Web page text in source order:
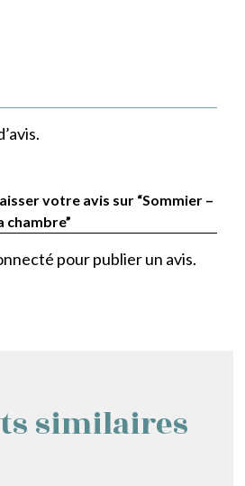
votre avis sur “Sommier –
chambre”
pour publier un avis.
similaires